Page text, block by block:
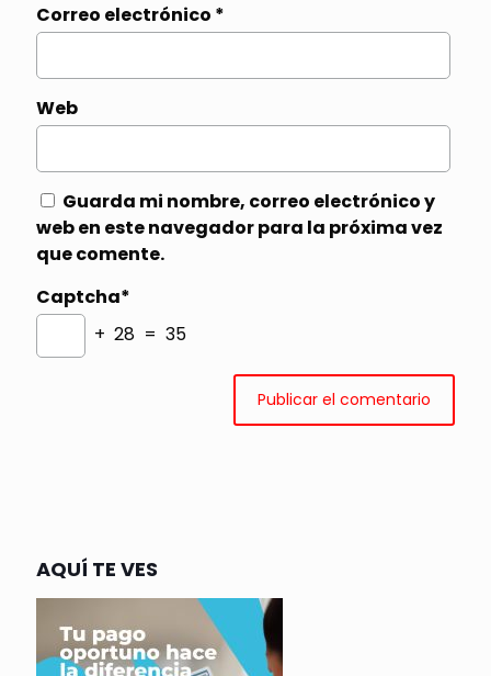
Correo electrónico *
Web
Guarda mi nombre, correo electrónico y
web en este navegador para la próxima vez
que comente.
Captcha*
+ 28 = 35
AQUÍ TE VES